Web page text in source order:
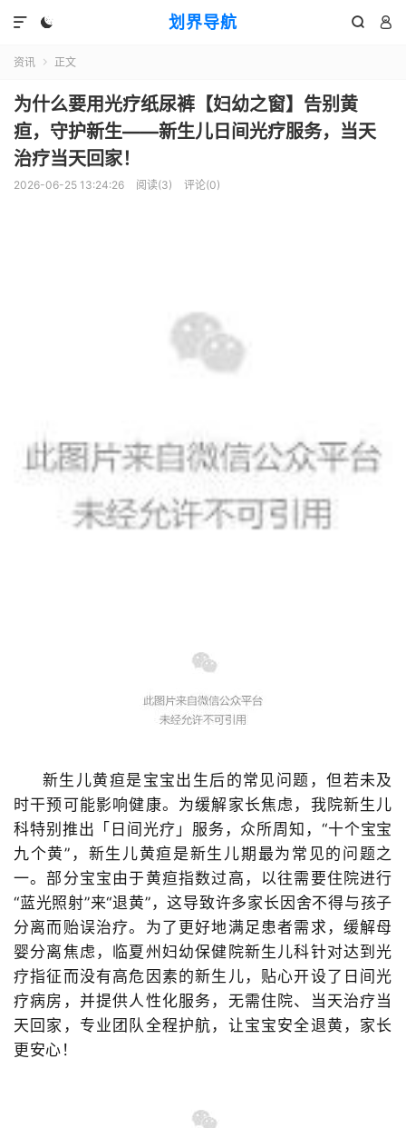
划界导航
  

资讯  正文
为什么要用光疗纸尿裤【妇幼之窗】告别黄
疸，守护新生——新生儿日间光疗服务，当天
治疗当天回家！
2026-06-25 13:24:26 阅读(3) 评论(0)
新生儿黄疸是宝宝出生后的常见问题，但若未及
时干预可能影响健康。为缓解家长焦虑，我院新生儿
科特别推出「日间光疗」服务， 众所周知， “十个宝宝
九个黄”，新生儿黄疸是新生儿期最为常见的问题之
一。部分宝宝由于黄疸指数过高，以往需要住院进行
“蓝光照射”来“退黄”，这导致许多家长因舍不得与孩子
分离而贻误治疗。为了更好地满足患者需求，缓解母
婴分离焦虑， 临夏州 妇幼保健院新生儿科针对达到光
疗指征而没有高危因素的新生儿，贴心开设了日间光
疗病房，并提供人性化服务 ， 无需住院、当天治疗当
天回家，专业团队全程护航，让宝宝安全退黄，家长
更安心！